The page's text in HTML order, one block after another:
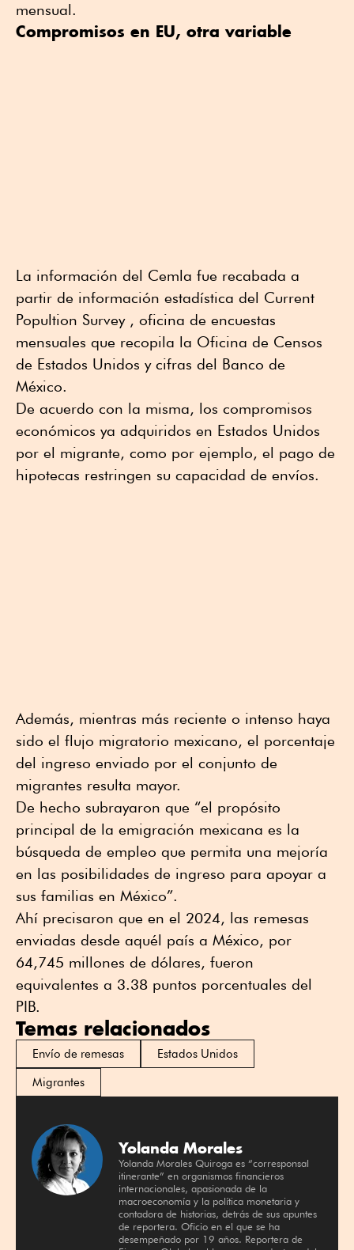
mensual.
Compromisos en EU, otra variable
La información del Cemla fue recabada a
partir de información estadística del Current
Popultion Survey , oficina de encuestas
mensuales que recopila la Oficina de Censos
de Estados Unidos y cifras del Banco de
México.
De acuerdo con la misma, los compromisos
económicos ya adquiridos en Estados Unidos
por el migrante, como por ejemplo, el pago de
hipotecas restringen su capacidad de envíos.
Además, mientras más reciente o intenso haya
sido el flujo migratorio mexicano, el porcentaje
del ingreso enviado por el conjunto de
migrantes resulta mayor.
De hecho subrayaron que “el propósito
principal de la emigración mexicana es la
búsqueda de empleo que permita una mejoría
en las posibilidades de ingreso para apoyar a
sus familias en México”.
Ahí precisaron que en el 2024, las remesas
enviadas desde aquél país a México, por
64,745 millones de dólares, fueron
equivalentes a 3.38 puntos porcentuales del
PIB.
Temas relacionados
Envío de remesas
Estados Unidos
Migrantes
Yolanda Morales
Yolanda Morales Quiroga es “corresponsal
itinerante” en organismos financieros
internacionales, apasionada de la
macroeconomía y la política monetaria y
contadora de historias, detrás de sus apuntes
de reportera. Oficio en el que se ha
desempeñado por 19 años. Reportera de